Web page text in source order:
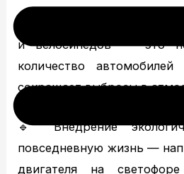
и велосипедов — это
количество
сокращает выбросы в
🔹 Внедрение
повседневную жизнь —
двигателя на